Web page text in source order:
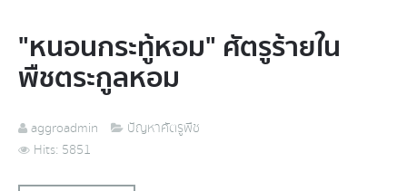
"หนอนกระทู้หอม" ศัตรูร้ายใน
พืชตระกูลหอม
aggroadmin
ปัญหาศัตรูพืช
Hits: 5851